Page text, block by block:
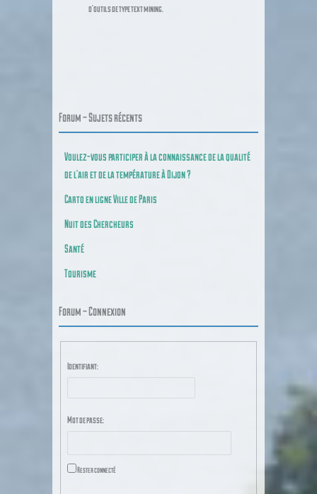
d’outils de type text mining.
Forum – Sujets récents
Voulez-vous participer à la connaissance de la qualité
de l’air et de la température à Dijon ?
Carto en ligne Ville de Paris
Nuit des Chercheurs
Santé
Tourisme
Forum – Connexion
Identifiant:
Mot de passe:
Rester connecté